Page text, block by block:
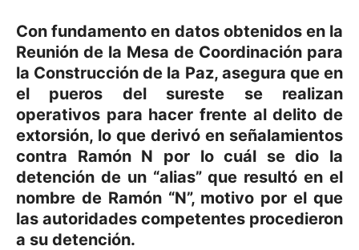
Con fundamento en datos obtenidos en la
Reunión de la Mesa de Coordinación para
la Construcción de la Paz, asegura que en
el pueros del sureste se realizan
operativos para hacer frente al delito de
extorsión, lo que derivó en señalamientos
contra Ramón N por lo cuál se dio la
detención de un “alias” que resultó en el
nombre de Ramón “N”, motivo por el que
las autoridades competentes procedieron
a su detención.